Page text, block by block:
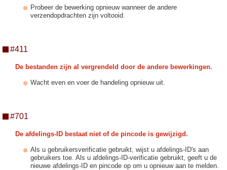
Probeer de bewerking opnieuw wanneer de andere
verzendopdrachten zijn voltooid.
#411
De bestanden zijn al vergrendeld door de andere bewerkingen.
Wacht even en voer de handeling opnieuw uit.
#701
De afdelings-ID bestaat niet of de pincode is gewijzigd.
Als u gebruikersverificatie gebruikt, wijst u afdelings-ID's aan
gebruikers toe. Als u afdelings-ID-verificatie gebruikt, geeft u de
nieuwe afdelings-ID en pincode op om u opnieuw aan te melden.